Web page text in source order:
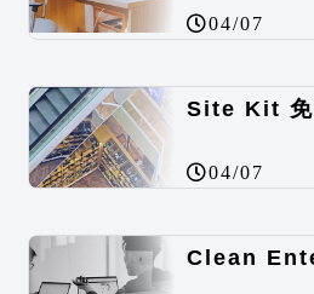
04/07
04/07